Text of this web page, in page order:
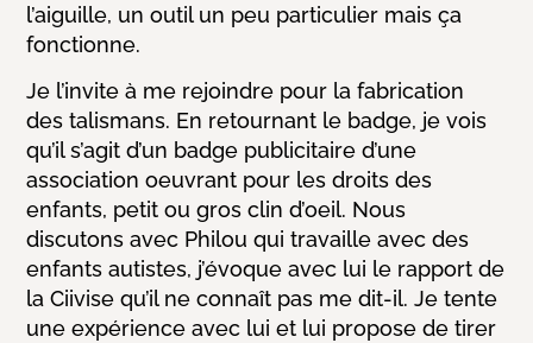
l’aiguille, un outil un peu particulier mais ça
fonctionne.
Je l’invite à me rejoindre pour la fabrication
des talismans. En retournant le badge, je vois
qu’il s’agit d’un badge publicitaire d’une
association oeuvrant pour les droits des
enfants, petit ou gros clin d’oeil. Nous
discutons avec Philou qui travaille avec des
enfants autistes, j’évoque avec lui le rapport de
la Ciivise qu’il ne connaît pas me dit-il. Je tente
une expérience avec lui et lui propose de tirer